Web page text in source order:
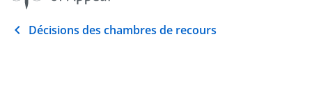
Décisions des chambres de recours